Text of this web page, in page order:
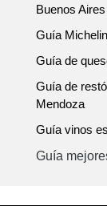
Buenos Aires
Guía Michelin
Guía de
Guía de
Mendoza
Guía vinos
Guía